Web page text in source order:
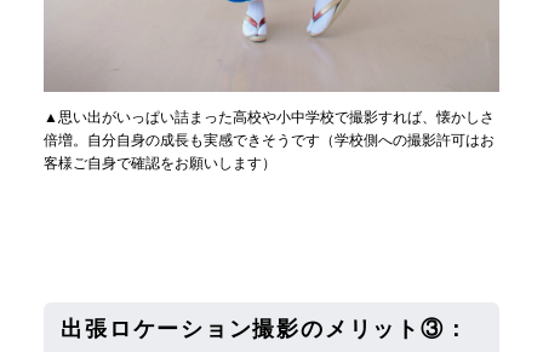
▲思い出がいっぱい詰まった高校や小中学校で撮影すれば、懐かしさ
倍増。自分自身の成長も実感できそうです（学校側への撮影許可はお
客様ご自身で確認をお願いします）
出張ロケーション撮影のメリット③：